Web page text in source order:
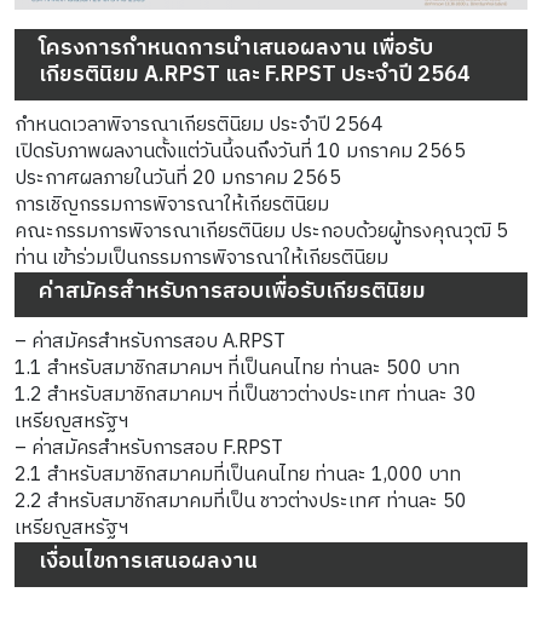
โครงการกำหนดการนำเสนอผลงาน เพื่อรับ
เกียรตินิยม A.RPST และ F.RPST ประจำปี 2564
กำหนดเวลาพิจารณาเกียรตินิยม ประจำปี 2564
เปิดรับภาพผลงานตั้งแต่วันนี้จนถึงวันที่ 10 มกราคม 2565
ประกาศผลภายในวันที่ 20 มกราคม 2565
การเชิญกรรมการพิจารณาให้เกียรตินิยม
คณะกรรมการพิจารณาเกียรตินิยม ประกอบด้วยผู้ทรงคุณวุฒิ 5
ท่าน เข้าร่วมเป็นกรรมการพิจารณาให้เกียรตินิยม
ค่าสมัครสำหรับการสอบเพื่อรับเกียรตินิยม
– ค่าสมัครสำหรับการสอบ A.RPST
1.1 สำหรับสมาชิกสมาคมฯ ที่เป็นคนไทย ท่านละ 500 บาท
1.2 สำหรับสมาชิกสมาคมฯ ที่เป็นชาวต่างประเทศ ท่านละ 30
เหรียญสหรัฐฯ
– ค่าสมัครสำหรับการสอบ F.RPST
2.1 สำหรับสมาชิกสมาคมที่เป็นคนไทย ท่านละ 1,000 บาท
2.2 สำหรับสมาชิกสมาคมที่เป็น ชาวต่างประเทศ ท่านละ 50
เหรียญสหรัฐฯ
เงื่อนไขการเสนอผลงาน